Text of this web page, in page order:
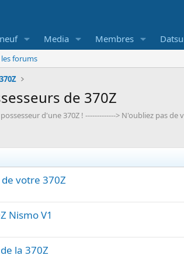
Media Membres
forums
de 370Z
d'une 370Z ! -------------> N'oubliez pas
votre 370Z
Nismo V1
la 370Z